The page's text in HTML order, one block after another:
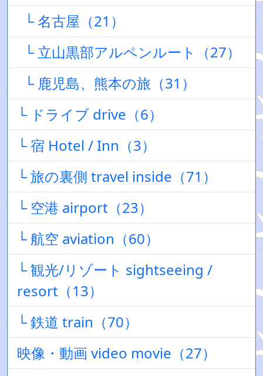
└ 名古屋（21）
└ 立山黒部アルペンルート（27）
└ 鹿児島、熊本の旅（31）
└ ドライブ drive（6）
└ 宿 Hotel / Inn（3）
└ 旅の裏側 travel inside（71）
└ 空港 airport（23）
└ 航空 aviation（60）
└ 観光/リゾート sightseeing /
resort（13）
└ 鉄道 train（70）
映像・動画 video movie（27）